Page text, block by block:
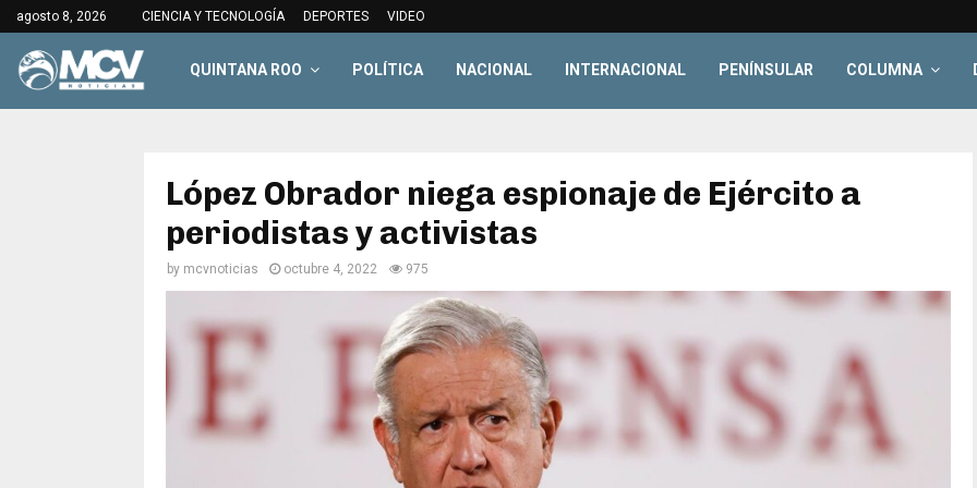
agosto 8, 2026 CIENCIA Y TECNOLOGÍA DEPORTES VIDEO
QUINTANA ROO POLÍTICA NACIONAL INTERNACIONAL PENÍNSULAR COLUMNA
López Obrador niega espionaje de Ejército a
periodistas y activistas
by mcvnoticias octubre 4, 2022 975